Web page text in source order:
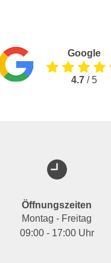
Google
4.7/ 5
Öffnungszeiten
Montag - Freitag
09:00 - 17:00 Uhr